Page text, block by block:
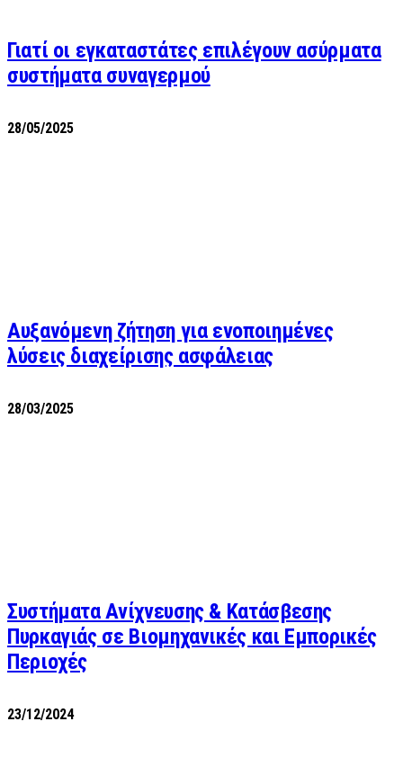
Γιατί οι εγκαταστάτες επιλέγουν ασύρματα
συστήματα συναγερμού
28/05/2025
Αυξανόμενη ζήτηση για ενοποιημένες
λύσεις διαχείρισης ασφάλειας
28/03/2025
Συστήματα Ανίχνευσης & Κατάσβεσης
Πυρκαγιάς σε Βιομηχανικές και Εμπορικές
Περιοχές
23/12/2024